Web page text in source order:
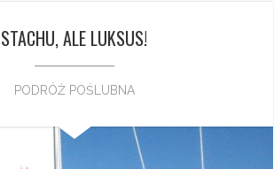
STACHU, ALE LUKSUS!
PODRÓŻ POŚLUBNA